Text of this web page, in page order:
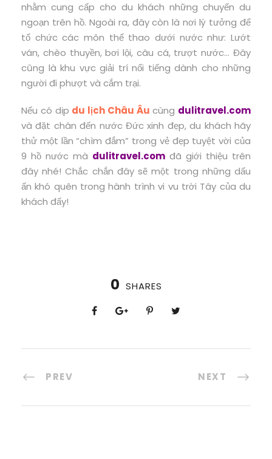
nhằm cung cấp cho du khách những chuyến du
ngoạn trên hồ. Ngoài ra, đây còn là nơi lý tưởng để
tổ chức các môn thể thao dưới nước như: Lướt
ván, chèo thuyền, bơi lội, câu cá, trượt nước… Đây
cũng là khu vực giải trí nổi tiếng dành cho những
người đi phượt và cắm trại.
Nếu có dịp du lịch Châu Âu cùng dulitravel.com
và đặt chân đến nước Đức xinh đẹp, du khách hãy
thử một lần “chìm đắm” trong vẻ đẹp tuyệt vời của
9 hồ nước mà dulitravel.com đã giới thiệu trên
đây nhé! Chắc chắn đây sẽ một trong những dấu
ấn khó quên trong hành trình vi vu trời Tây của du
khách đấy!
0 SHARES
PREV NEXT